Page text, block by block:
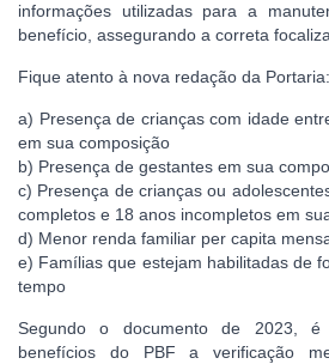
informações utilizadas para a
benefício, assegurando a correta
Fique atento à nova redação da Portaria:
a) Presença de crianças com idade
em sua composição
b) Presença de gestantes em sua
c) Presença de crianças ou
completos e 18 anos incompletos em
d) Menor renda familiar per capita
e) Famílias que estejam habilitadas de
tempo
Segundo o documento de 2023,
benefícios do PBF a verificação